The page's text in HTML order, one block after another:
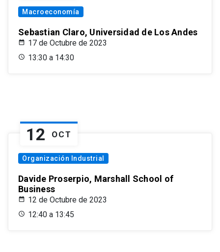
Macroeconomía
Sebastian Claro, Universidad de Los Andes
17 de Octubre de 2023
13:30 a 14:30
12 OCT
Organización Industrial
Davide Proserpio, Marshall School of
Business
12 de Octubre de 2023
12:40 a 13:45